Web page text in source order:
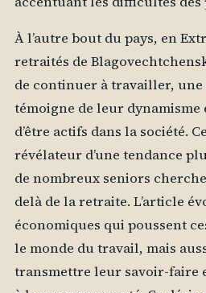
À l’autre bout du pays, en
retraités de
de continuer à travailler,
témoigne de leur
d’être actifs dans la société.
révélateur d’une tendance
de nombreux seniors
delà de la retraite. L’article
économiques qui poussent
le monde du travail, mais
transmettre leur savoir-faire